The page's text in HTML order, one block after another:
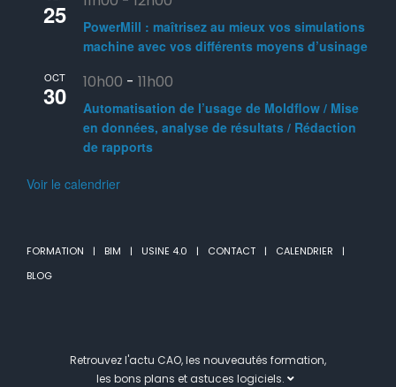
25
PowerMill : maîtrisez au mieux vos simulations
machine avec vos différents moyens d’usinage
OCT
30 10h00 - 11h00
Automatisation de l’usage de Moldflow / Mise
en données, analyse de résultats / Rédaction
de rapports
Voir le calendrier
FORMATION BIM USINE 4.0 CONTACT
CALENDRIER
BLOG
Retrouvez l'actu CAO, les nouveautés formation,
les bons plans et astuces logiciels.